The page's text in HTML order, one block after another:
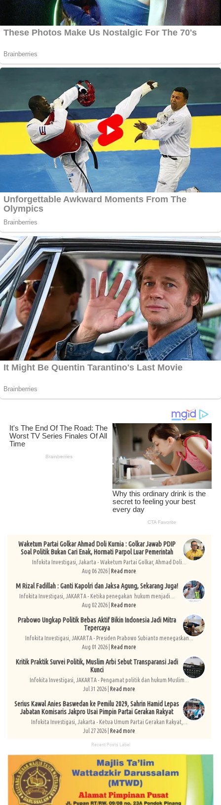
Waketum Partai Golkar Ahmad Doli Kurnia : Golkar Jawab PDIP
Soal Politik Bukan Cari Enak, Hormati Parpol Luar Pemerintah
Infokita Investigasi, Jakarta - Waketum Partai Golkar, Ahmad Doli...
Aug 06 2026 | Read more
M Rizal Fadillah : Ganti Kapolri dan Jaksa Agung, Sekarang Juga!
Infokita Investigasi, JAKARTA - Ketika penegakan hukum menjadi...
Aug 02 2026 | Read more
Prabowo Ungkap Politik Bebas Aktif Bikin Indonesia Jadi Mitra
Tepercaya
Infokita Investigasi, JAKARTA - Presiden Prabowo Subianto menegaskan...
Aug 01 2026 | Read more
Kritik Praktik Survei Politik, Muslim Arbi Sebut Transparansi Jadi
Kunci
Infokita Investigasi, JAKARTA - Pengamat politik dan hukum Muslim...
Jul 31 2026 | Read more
Serius Kawal Anies Baswedan ke Pemilu 2029, Sahrin Hamid Lepas
Jabatan Komisaris Jakpro Usai Pimpin Partai Gerakan Rakyat
Infokita Investigasi, Jakarta - Ketua Umum Partai Gerakan Rakyat,...
Jul 27 2026 | Read more
Recent Posts Label